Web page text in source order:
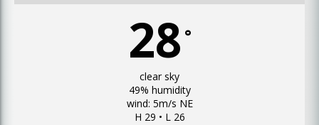
28 °
clear sky
49% humidity
wind: 5m/s NE
H 29 • L 26